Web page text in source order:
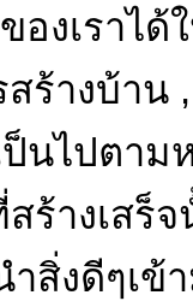
องเราไ
สร้างบ้า
นไปตาม
ร้างเสร็
สิ่งดีๆเข้